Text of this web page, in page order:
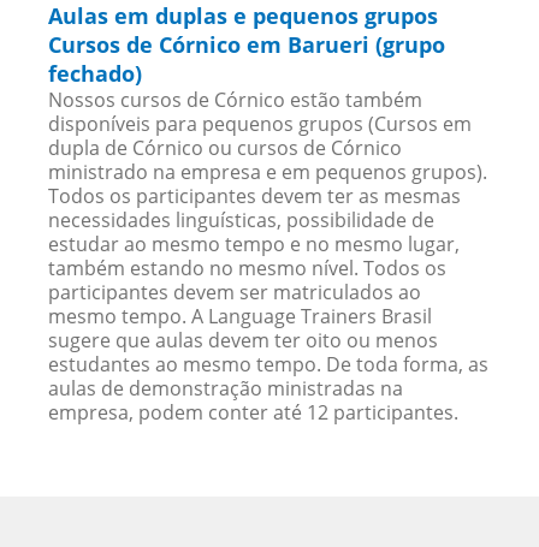
Aulas em duplas e pequenos grupos
Cursos de Córnico em Barueri (grupo
fechado)
Nossos cursos de Córnico estão também
disponíveis para pequenos grupos (Cursos em
dupla de Córnico ou cursos de Córnico
ministrado na empresa e em pequenos grupos).
Todos os participantes devem ter as mesmas
necessidades linguísticas, possibilidade de
estudar ao mesmo tempo e no mesmo lugar,
também estando no mesmo nível. Todos os
participantes devem ser matriculados ao
mesmo tempo. A Language Trainers Brasil
sugere que aulas devem ter oito ou menos
estudantes ao mesmo tempo. De toda forma, as
aulas de demonstração ministradas na
empresa, podem conter até 12 participantes.